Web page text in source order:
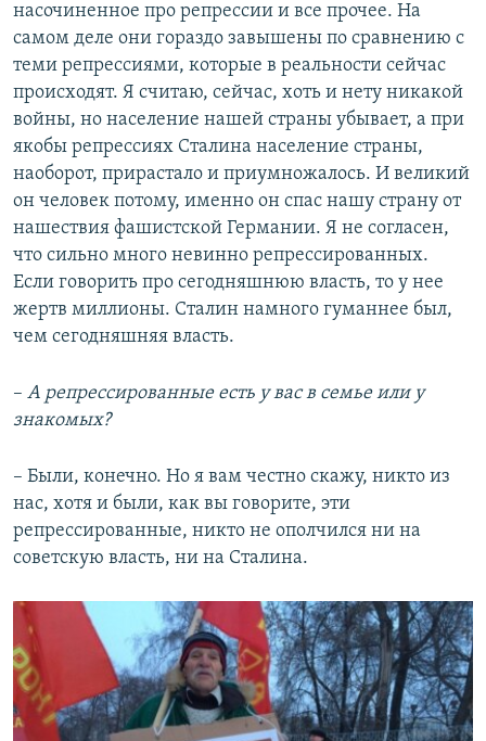
насочиненное про репрессии и все прочее. На
самом деле они гораздо завышены по сравнению с
теми репрессиями, которые в реальности сейчас
происходят. Я считаю, сейчас, хоть и нету никакой
войны, но население нашей страны убывает, а при
якобы репрессиях Сталина население страны,
наоборот, прирастало и приумножалось. И великий
он человек потому, именно он спас нашу страну от
нашествия фашистской Германии. Я не согласен,
что сильно много невинно репрессированных.
Если говорить про сегодняшнюю власть, то у нее
жертв миллионы. Сталин намного гуманнее был,
чем сегодняшняя власть.
– А репрессированные есть у вас в семье или у
знакомых?
– Были, конечно. Но я вам честно скажу, никто из
нас, хотя и были, как вы говорите, эти
репрессированные, никто не ополчился ни на
советскую власть, ни на Сталина.